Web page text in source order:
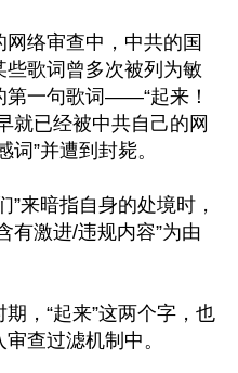
络审查中，中共的国
歌词曾多次被列为敏
第一句歌词——“起来！
就已经被中共自己的网
”并遭到封毙。
”来暗指自身的处境时，
有激进/违规内容”为由
，“起来”这两个字，也
查过滤机制中。